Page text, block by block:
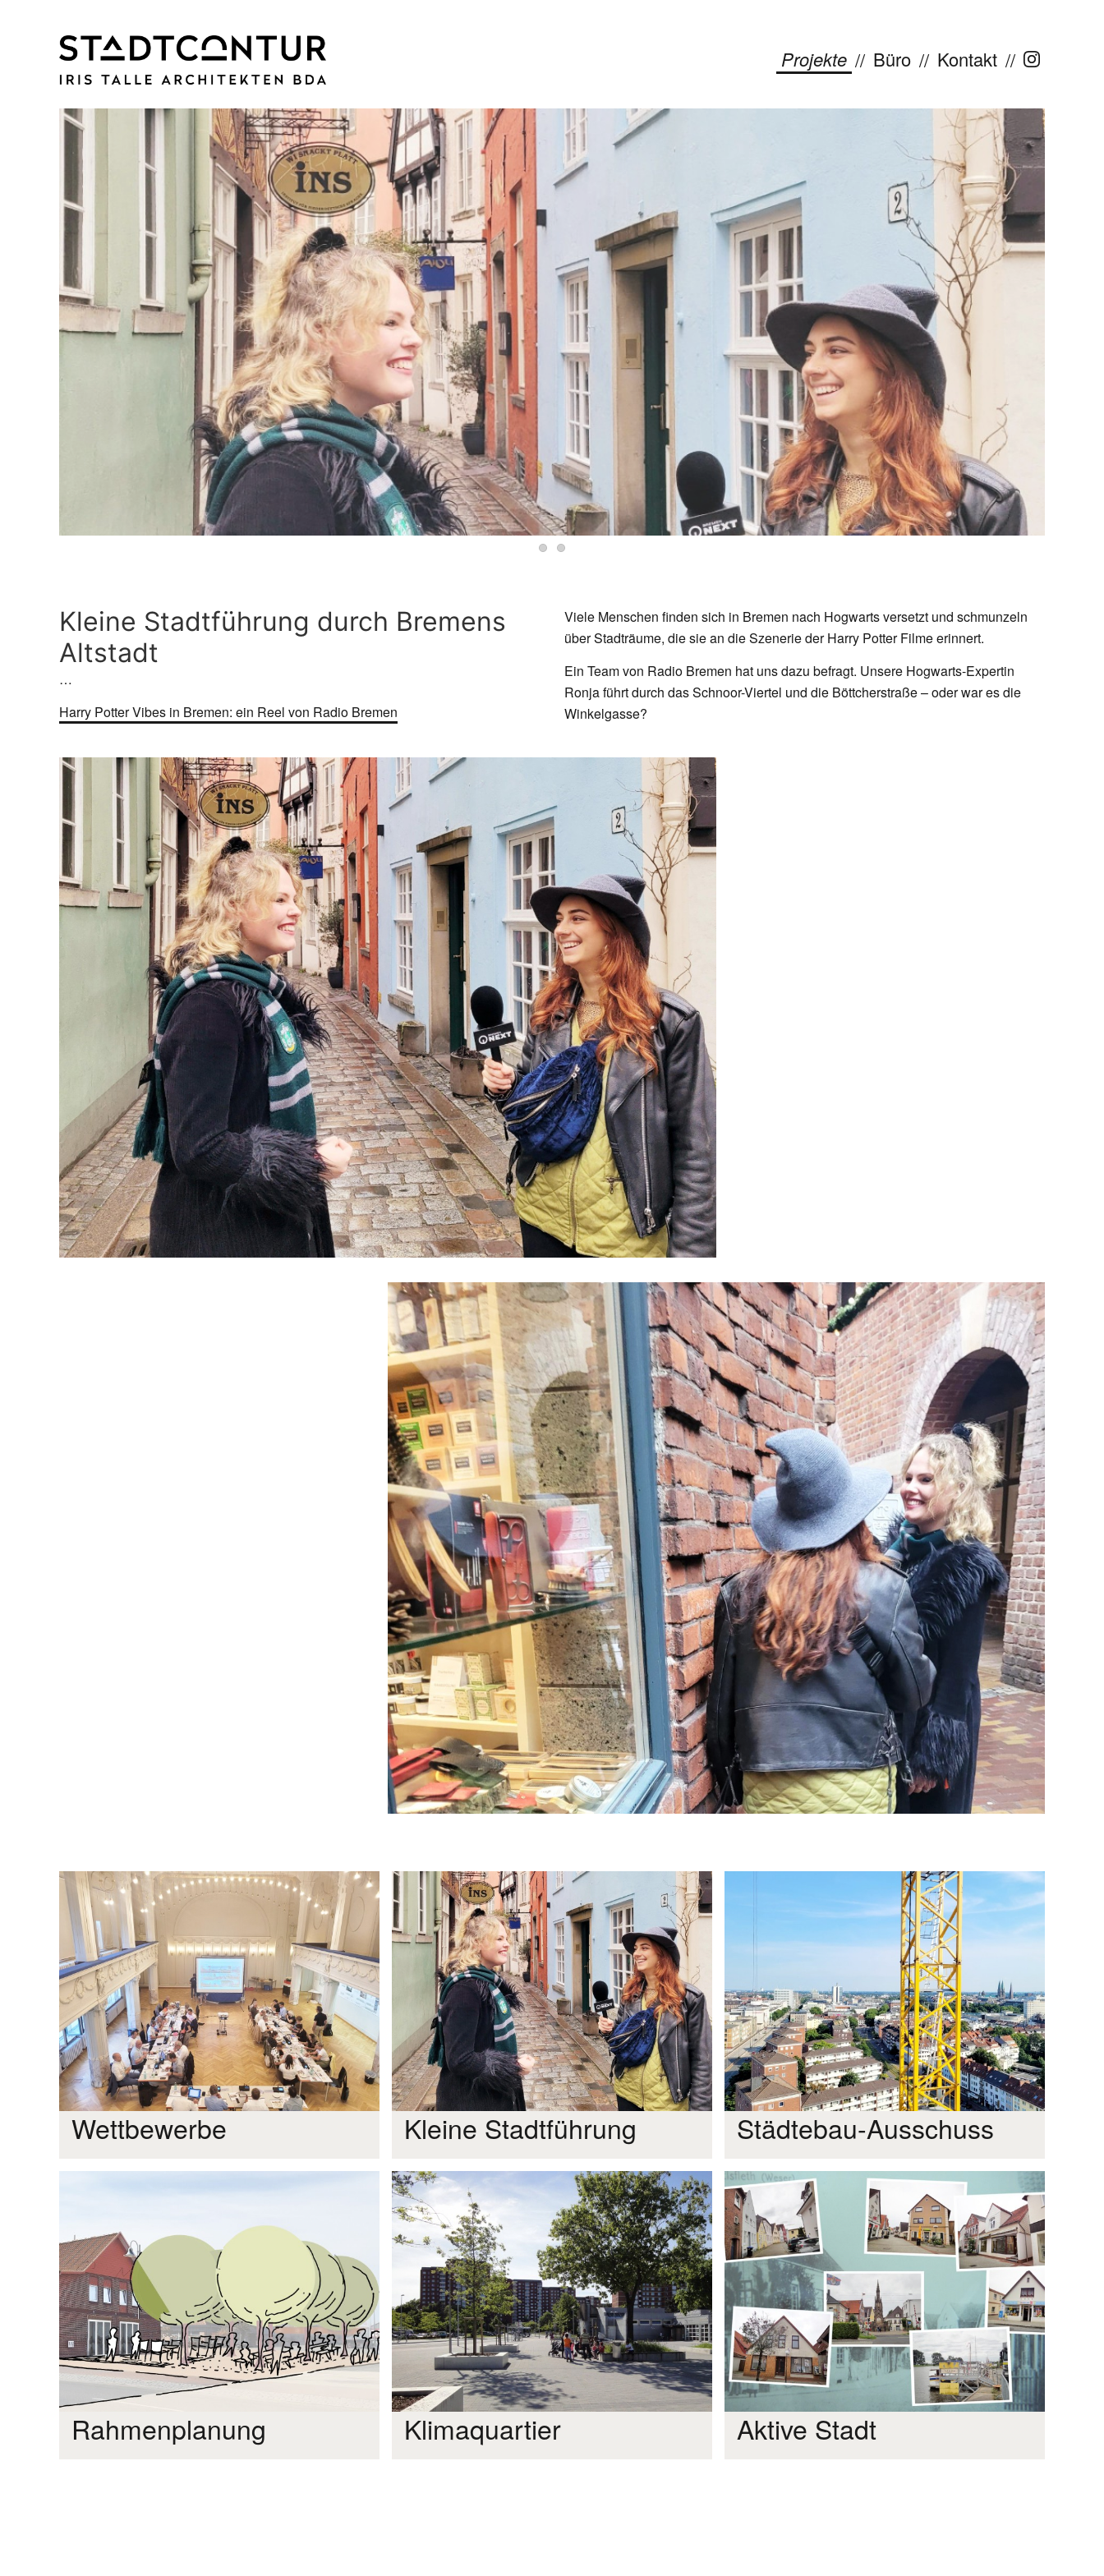
Projekte Büro Kontakt
Kleine Stadtführung durch Bremens
Altstadt
…
Harry Potter Vibes in Bremen: ein Reel von Radio Bremen
Viele Menschen finden sich in Bremen nach Hogwarts versetzt und schmunzeln
über Stadträume, die sie an die Szenerie der Harry Potter Filme erinnert.
Ein Team von Radio Bremen hat uns dazu befragt. Unsere Hogwarts-Expertin
Ronja führt durch das Schnoor-Viertel und die Böttcherstraße – oder war es die
Winkelgasse?
Wettbewerbe Kleine Stadtführung Städtebau-Ausschuss
Rahmenplanung Klimaquartier Aktive Stadt